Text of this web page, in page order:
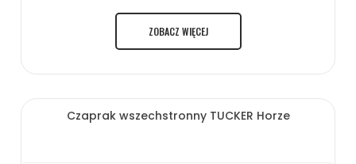
ZOBACZ WIĘCEJ
Czaprak wszechstronny TUCKER Horze